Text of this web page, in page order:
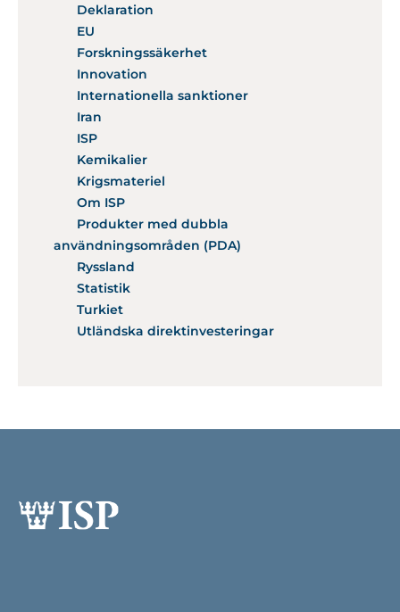
Deklaration
EU
Forskningssäkerhet
Innovation
Internationella sanktioner
Iran
ISP
Kemikalier
Krigsmateriel
Om ISP
Produkter med dubbla
användningsområden (PDA)
Ryssland
Statistik
Turkiet
Utländska direktinvesteringar